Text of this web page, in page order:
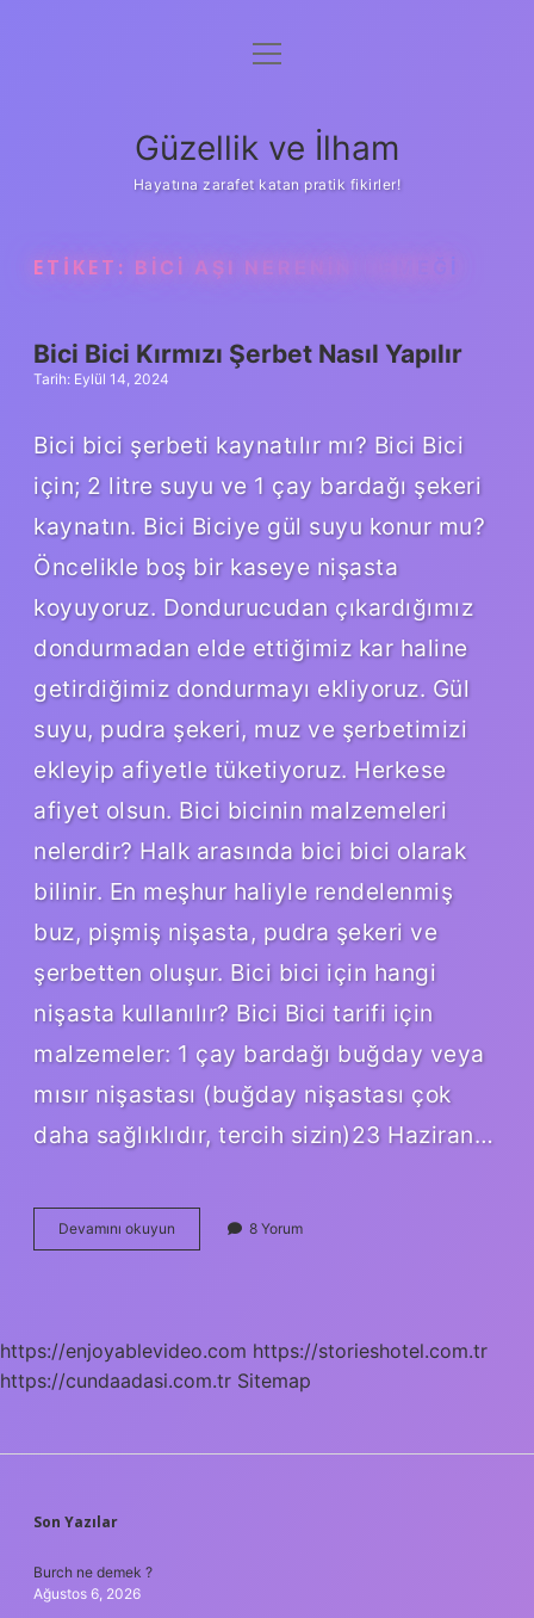
Anasayfa
Yasal Uyarı
menüyü
Güzellik ve İlham
Hayatına zarafet katan pratik fikirler!
ETIKET: BICI AŞI NERENIN YEMEĞI
Bici Bici Kırmızı Şerbet Nasıl Yapılır
Tarih: Eylül 14, 2024
Bici bici şerbeti kaynatılır mı? Bici Bici
için; 2 litre suyu ve 1 çay bardağı şekeri
kaynatın. Bici Biciye gül suyu konur mu?
Öncelikle boş bir kaseye nişasta
koyuyoruz. Dondurucudan çıkardığımız
dondurmadan elde ettiğimiz kar haline
getirdiğimiz dondurmayı ekliyoruz. Gül
suyu, pudra şekeri, muz ve şerbetimizi
ekleyip afiyetle tüketiyoruz. Herkese
afiyet olsun. Bici bicinin malzemeleri
nelerdir? Halk arasında bici bici olarak
bilinir. En meşhur haliyle rendelenmiş
buz, pişmiş nişasta, pudra şekeri ve
şerbetten oluşur. Bici bici için hangi
nişasta kullanılır? Bici Bici tarifi için
malzemeler: 1 çay bardağı buğday veya
mısır nişastası (buğday nişastası çok
daha sağlıklıdır, tercih sizin)23 Haziran…
Devamını okuyun
Bici
8 Yorum
https://enjoyablevideo.com https://storieshotel.com.tr
https://cundaadasi.com.tr Sitemap
SIDEBAR
Son Yazılar
Burch ne demek ?
Ağustos 6, 2026